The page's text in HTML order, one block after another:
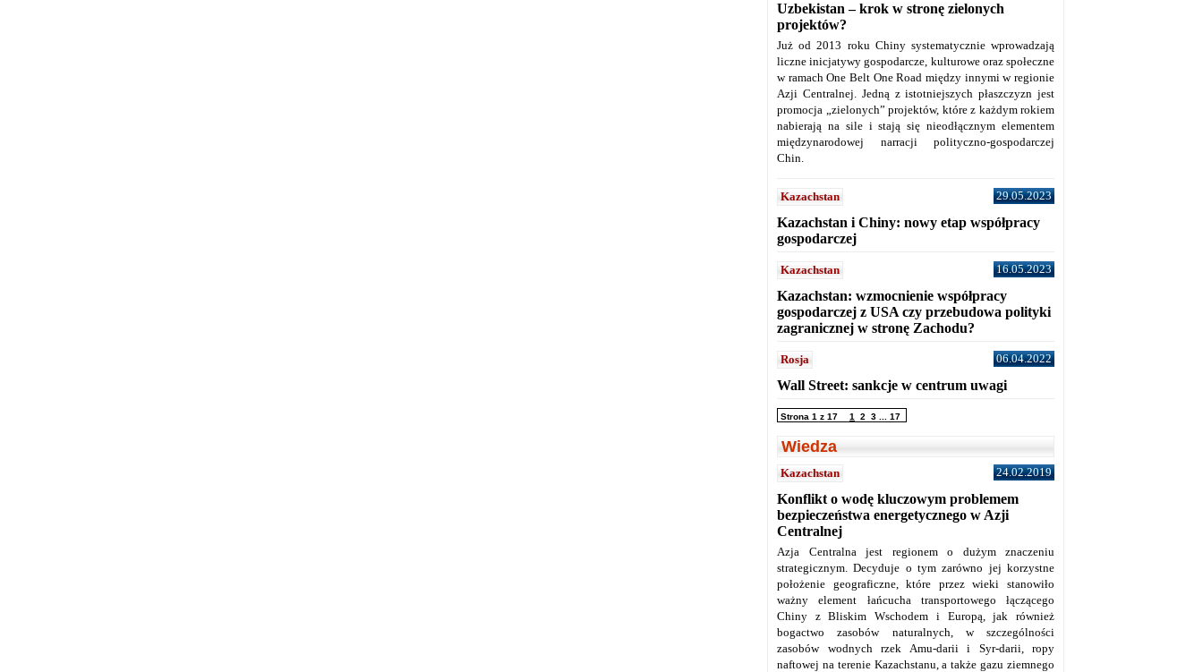
Uzbekistan – krok w stronę zielonych
projektów?
Już od 2013 roku Chiny systematycznie wprowadzają
liczne inicjatywy gospodarcze, kulturowe oraz społeczne
w ramach One Belt One Road między innymi w regionie
Azji Centralnej. Jedną z istotniejszych płaszczyzn jest
promocja „zielonych” projektów, które z każdym rokiem
nabierają na sile i stają się nieodłącznym elementem
międzynarodowej narracji polityczno-gospodarczej
Chin.
Kazachstan 29.05.2023
Kazachstan i Chiny: nowy etap współpracy
gospodarczej
Kazachstan 16.05.2023
Kazachstan: wzmocnienie współpracy
gospodarczej z USA czy przebudowa polityki
zagranicznej w stronę Zachodu?
Rosja 06.04.2022
Wall Street: sankcje w centrum uwagi
Strona 1 z 17 1 2 3 17
Wiedza
Kazachstan 24.02.2019
Konflikt o wodę kluczowym problemem
bezpieczeństwa energetycznego w Azji
Centralnej
Azja Centralna jest regionem o dużym znaczeniu
strategicznym. Decyduje o tym zarówno jej korzystne
położenie geograficzne, które przez wieki stanowiło
ważny element łańcucha transportowego łączącego
Chiny z Bliskim Wschodem i Europą, jak również
bogactwo zasobów naturalnych, w szczególności
zasobów wodnych rzek Amu-darii i Syr-darii, ropy
naftowej na terenie Kazachstanu, a także gazu ziemnego